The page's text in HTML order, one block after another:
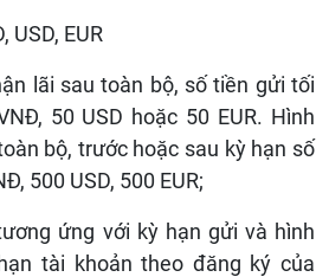
USD, EUR
lãi sau toàn bộ, số tiền gửi tối
50 USD hoặc 50 EUR. Hình
bộ, trước hoặc sau kỳ hạn số
500 USD, 500 EUR;
ứng với kỳ hạn gửi và hình
tài khoản theo đăng ký của